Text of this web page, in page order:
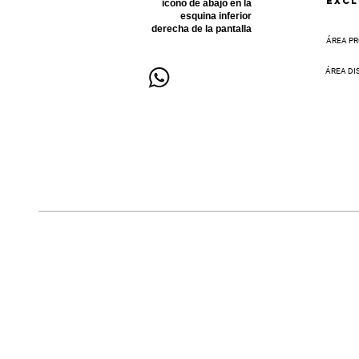
icono de abajo en la
esquina inferior
derecha de la pantalla
ÁREA
ÁREA